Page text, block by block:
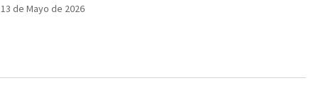
13 de Mayo de 2026